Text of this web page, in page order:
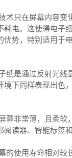
术只在屏幕内容变
耗电。这使得电子
优势，特别适用于
纸是通过反射光线
境下同样表现出色
幕非常薄，且柔软
读器、智能标签
的使用寿命相对较